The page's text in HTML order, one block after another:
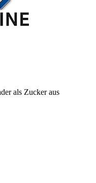
als Zucker aus